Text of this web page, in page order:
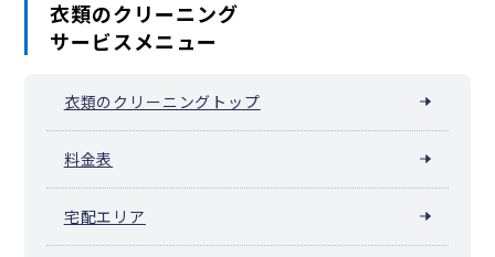
衣類のクリーニング
サービスメニュー
衣類のクリーニングトップ
料金表
宅配エリア